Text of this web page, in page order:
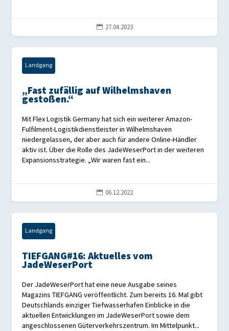
 27.04.2023
Landgang
„Fast zufällig auf Wilhelmshaven
gestoßen.“
Mit Flex Logistik Germany hat sich ein weiterer Amazon-
Fulfilment-Logistikdienstleister in Wilhelmshaven
niedergelassen, der aber auch für andere Online-Händler
aktiv ist. Über die Rolle des JadeWeserPort in der weiteren
Expansionsstrategie. „Wir waren fast ein...
 06.12.2022
Landgang
TIEFGANG#16: Aktuelles vom
JadeWeserPort
Der JadeWeserPort hat eine neue Ausgabe seines
Magazins TIEFGANG veröffentlicht. Zum bereits 16. Mal gibt
Deutschlands einziger Tiefwasserhafen Einblicke in die
aktuellen Entwicklungen im JadeWeserPort sowie dem
angeschlossenen Güterverkehrszentrum. Im Mittelpunkt...